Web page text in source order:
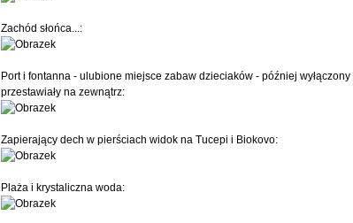
Zachód słońca...:
Port i fontanna - ulubione miejsce zabaw dzieciaków - później
przestawiały na zewnątrz:
Zapierający dech w pierściach widok na Tucepi i Biokovo:
Plaża i krystaliczna woda: